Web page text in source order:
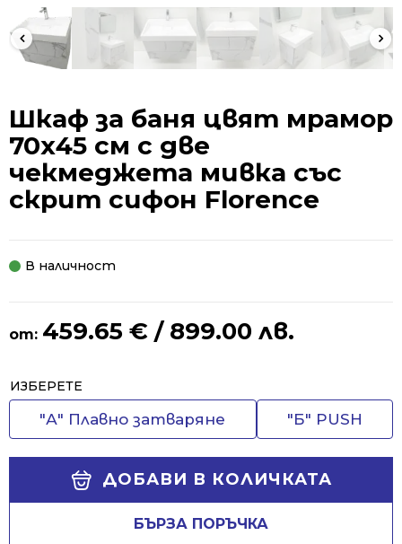
Шкаф за баня цвят мрамор
70х45 см с две
чекмеджета мивка със
скрит сифон Florence
В наличност
от: 459.65 € / 899.00 лв.
ИЗБЕРЕТЕ
"А" Плавно затваряне "Б" PUSH
ДОБАВИ В КОЛИЧКАТА
БЪРЗА ПОРЪЧКА
Alternative: